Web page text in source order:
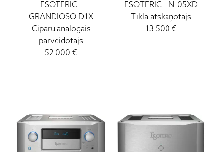
ESOTERIC-
GRANDIOSO D1X
Ciparu analogais
pārveidotājs
52 000 €
ESOTERIC- N-05XD
Tīkla atskaņotājs
13 500 €